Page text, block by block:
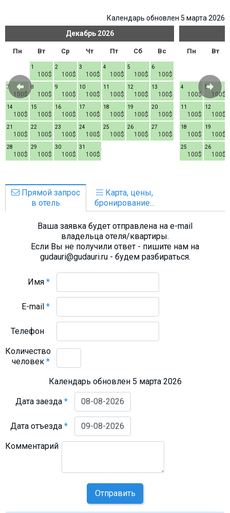
Календарь обновлен 5 марта 2026
Декабрь 2026
Пн Вт Ср Чт Пт Сб Вс
100$
1
100$
2
100$
3
100$
4
100$
5
100$
6
100$
7
100$
8
100$
9
100$
10
100$
11
100$
12
100$
13
100$
14
100$
15
100$
16
100$
17
100$
18
100$
19
100$
20
100$
21
100$
22
100$
23
100$
24
100$
25
100$
26
100$
27
100$
28
100$
29
100$
30
100$
31
Пн Вт
100$
4
100$
5
100$
11
100$
12
100$
18
100$
19
100$
25
100$
26
Прямой запрос
в отель
Карта, цены,
бронирование...
Ваша заявка будет отправлена на e-mail
владельца отеля/квартиры.
Если Вы не получили ответ - пишите нам на
gudauri@gudauri.ru - будем разбираться.
Имя*
E-mail*
Телефон
Количество
человек*
Календарь обновлен 5 марта 2026
Дата заезда*
Дата отъезда*
Комментарий
Отправить